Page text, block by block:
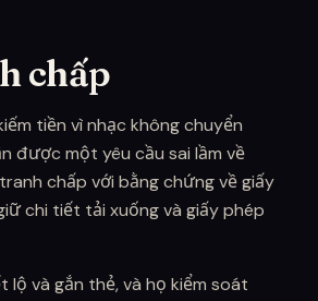
chấp
tiền vì nhạc không chuyển
được một yêu cầu sai lầm về
chấp với bằng chứng về giấy
chi tiết tải xuống và giấy phép
và gắn thẻ, và họ kiểm soát